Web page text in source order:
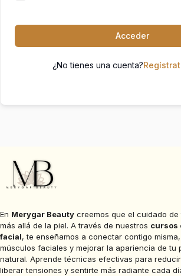
Acceder
¿No tienes una cuenta?
En Merygar Beauty creemos que el cuidado de
más allá de la piel. A través de nuestros cursos
facial, te enseñamos a conectar contigo
músculos faciales y mejorar la apariencia de tu
natural. Aprende técnicas efectivas para
liberar tensiones y sentirte más radiante cada